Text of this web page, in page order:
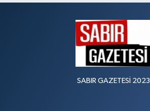
SABIR GAZETESİ 2023